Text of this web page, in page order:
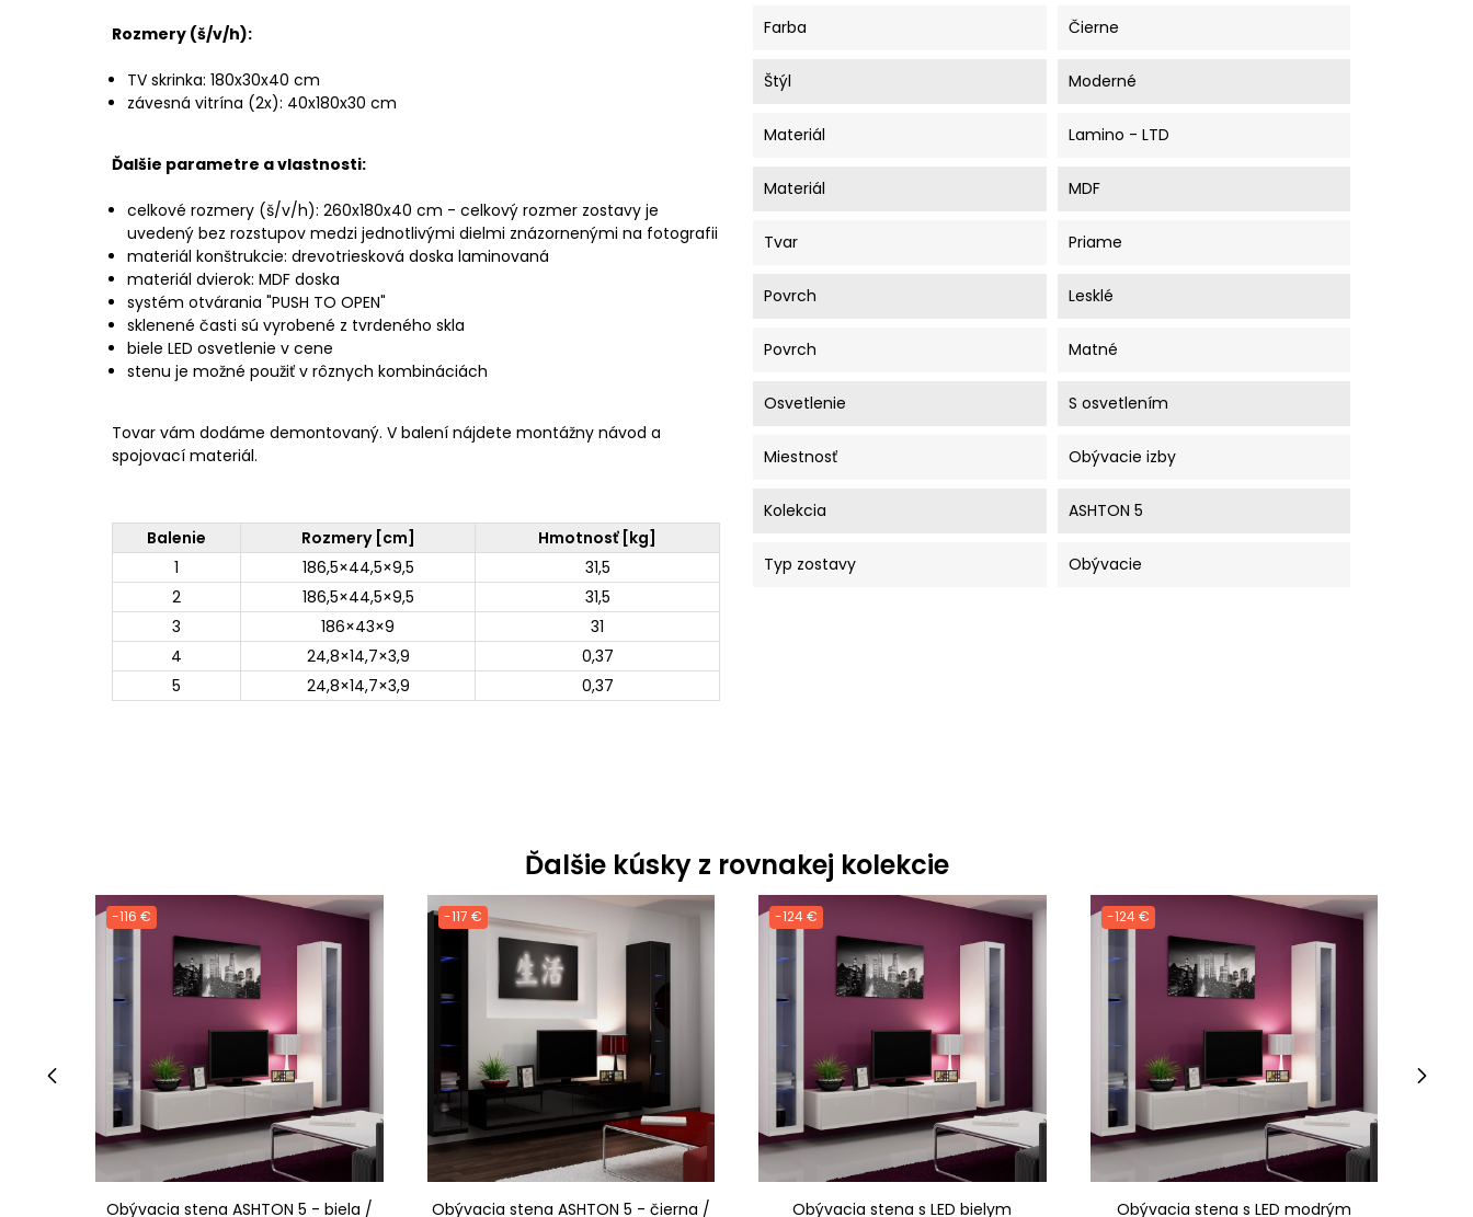
Rozmery (š/v/h):
TV skrinka: 180x30x40 cm
závesná vitrína (2x): 40x180x30 cm
Ďalšie parametre a vlastnosti:
celkové rozmery (š/v/h): 260x180x40 cm - celkový rozmer zostavy je
uvedený bez rozstupov medzi jednotlivými dielmi znázornenými na fotografii
materiál konštrukcie: drevotriesková doska laminovaná
materiál dvierok: MDF doska
systém otvárania "PUSH TO OPEN"
sklenené časti sú vyrobené z tvrdeného skla
biele LED osvetlenie v cene
stenu je možné použiť v rôznych kombináciách
Tovar vám dodáme demontovaný. V balení nájdete montážny návod a
spojovací materiál.
Balenie Rozmery [cm]
Hmotnosť [kg]
1
186,5×44,5×9,5
31,5
2
186,5×44,5×9,5
31,5
3
186×43×9
31
4
24,8×14,7×3,9
0,37
5
24,8×14,7×3,9 0,37
Farba Čierne
Štýl Moderné
Materiál Lamino - LTD
Materiál MDF
Tvar Priame
Povrch Lesklé
Povrch Matné
Osvetlenie S osvetlením
Miestnosť Obývacie izby
Kolekcia ASHTON 5
Typ zostavy Obývacie
Ďalšie kúsky z rovnakej kolekcie
-116 €
Obývacia stena ASHTON 5 - biela /
-117 €
Obývacia stena ASHTON 5 - čierna /
-124 €
Obývacia stena s LED bielym
-124 €
Obývacia stena s LED modrým